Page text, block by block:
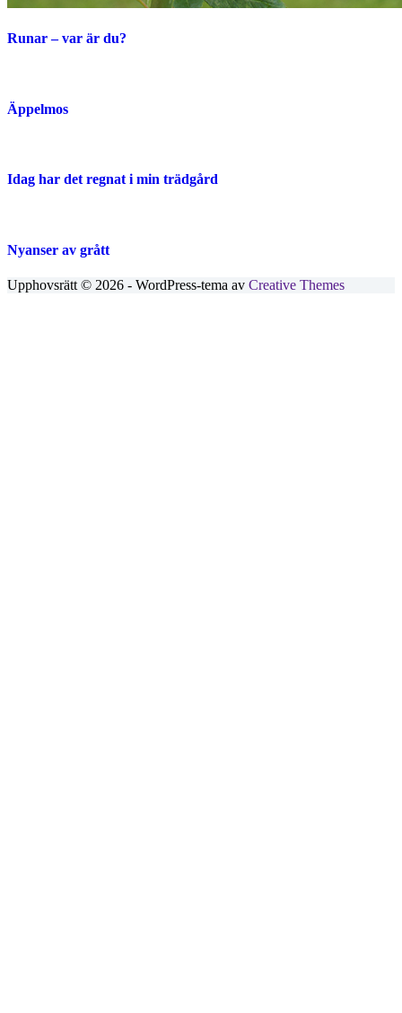
Runar – var är du?
Äppelmos
Idag har det regnat i min trädgård
Nyanser av grått
Upphovsrätt © 2026 - WordPress-tema av Creative Themes